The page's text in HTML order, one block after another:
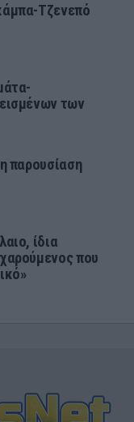
Τζενεπό
των
παρουσίαση
ίδια
που